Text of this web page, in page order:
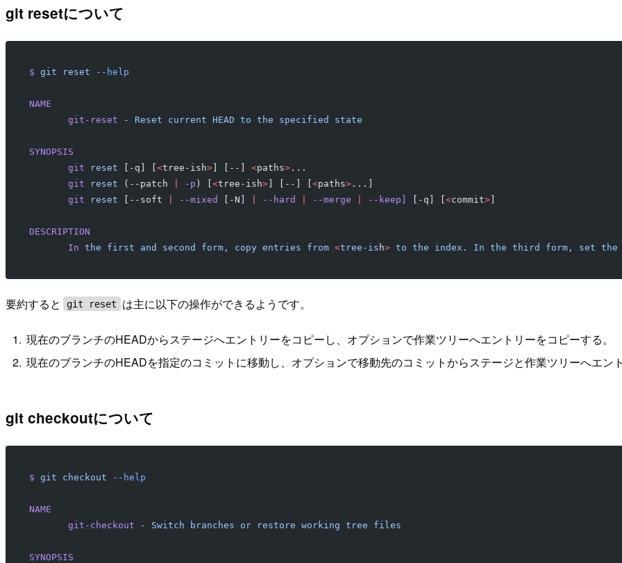
git resetについて
$ git reset --help
NAME
       git-reset
- Reset current HEAD to the specified state
SYNOPSIS
       git
reset [-q] [ <tree-ish>] [--] <paths>...
       git
reset (--patch -p ) [ <tree-ish>] [--] [ <paths>...]
       git
reset [--soft --mixed [-N] --hard --merge --keep] [-q] [ <commit>]
DESCRIPTION
       In
the first and second form, copy entries from <tree-is h> to the index. In the third form, set the
要約すると git reset は主に以下の操作ができるようです。
現在のブランチのHEADからステージへエントリーをコピーし、オプションで作業ツリーへエントリーをコピーする。
現在のブランチのHEADを指定のコミットに移動し、オプションで移動先のコミットからステージと作業ツリーへエン
git checkoutについて
$ git checkout --help
NAME
       git-checkout
- Switch branches or restore working tree files
SYNOPSIS